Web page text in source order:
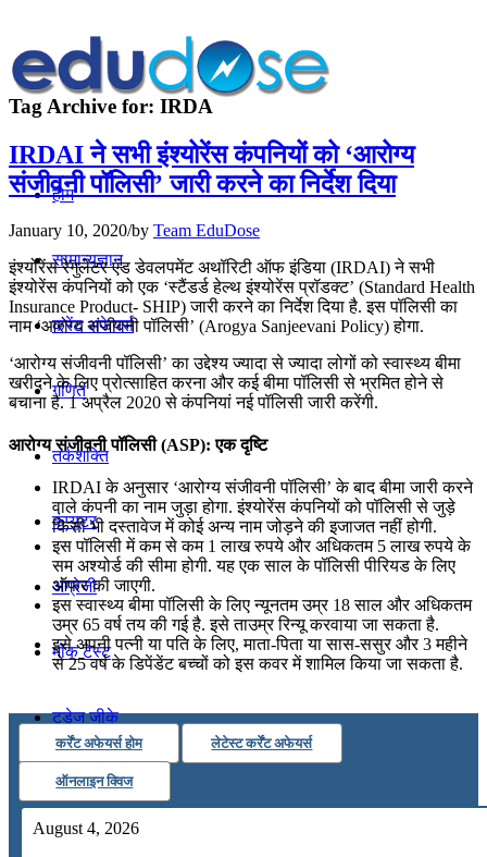
होम
सामान्यज्ञान
करेंट अफेयर्स
गणित
तर्कशक्ति
कंप्यूटर
अंग्रेजी
मॉक टेस्ट
टुडेज जीके
Menu Menu
Tag Archive for: IRDA
IRDAI ने सभी इंश्योरेंस कंपनियों को ‘आरोग्य
संजीवनी पॉलिसी’ जारी करने का निर्देश दिया
January 10, 2020/by Team EduDose
इंश्योरेंस रेगुलेटर एंड डेवलपमेंट अथॉरिटी ऑफ इंडिया (IRDAI) ने सभी
इंश्योरेंस कंपनियों को एक ‘स्टैंडर्ड हेल्थ इंश्योरेंस प्रॉडक्ट’ (Standard Health
Insurance Product- SHIP) जारी करने का निर्देश दिया है. इस पॉलिसी का
नाम ‘आरोग्य संजीवनी पॉलिसी’ (Arogya Sanjeevani Policy) होगा.
‘आरोग्य संजीवनी पॉलिसी’ का उद्देश्य ज्यादा से ज्यादा लोगों को स्वास्थ्य बीमा
खरीदने के लिए प्रोत्साहित करना और कई बीमा पॉलिसी से भ्रमित होने से
बचाना है. 1 अप्रैल 2020 से कंपनियां नई पॉलिसी जारी करेंगी.
आरोग्य संजीवनी पॉलिसी (ASP): एक दृष्टि
IRDAI के अनुसार ‘आरोग्य संजीवनी पॉलिसी’ के बाद बीमा जारी करने
वाले कंपनी का नाम जुड़ा होगा. इंश्योरेंस कंपनियों को पॉलिसी से जुड़े
किसी भी दस्तावेज में कोई अन्य नाम जोड़ने की इजाजत नहीं होगी.
इस पॉलिसी में कम से कम 1 लाख रुपये और अधिकतम 5 लाख रुपये के
सम अश्योर्ड की सीमा होगी. यह एक साल के पॉलिसी पीरियड के लिए
ऑफर की जाएगी.
इस स्वास्थ्य बीमा पॉलिसी के लिए न्यूनतम उम्र 18 साल और अधिकतम
उम्र 65 वर्ष तय की गई है. इसे ताउम्र रिन्यू करवाया जा सकता है.
इसे अपनी पत्नी या पति के लिए, माता-पिता या सास-ससुर और 3 महीने
से 25 वर्ष के डिपेंडेंट बच्चों को इस कवर में शामिल किया जा सकता है.
कर्रेंट अफेयर्स होम लेटेस्ट कर्रेंट अफेयर्स
ऑनलाइन क्विज
August 4, 2026